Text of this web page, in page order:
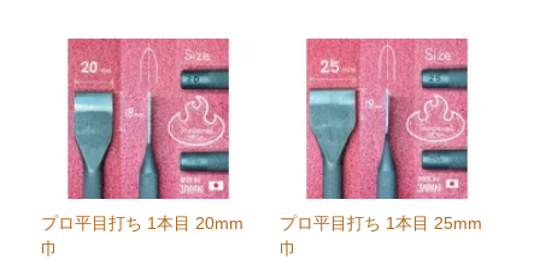
プロ平目打ち 1本目 20mm
巾
プロ平目打ち 1本目 25mm
巾